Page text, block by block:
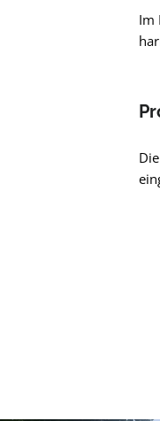
Im